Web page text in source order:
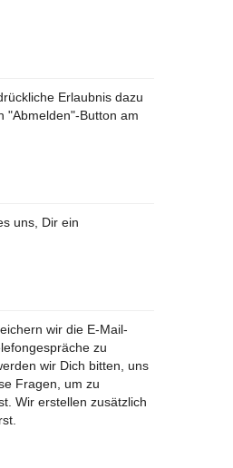
Erlaubnis dazu
"Abmelden"-Button am
uns, Dir ein
wir die E-Mail-
zu
wir Dich bitten, uns
Fragen, um zu
Wir erstellen zusätzlich